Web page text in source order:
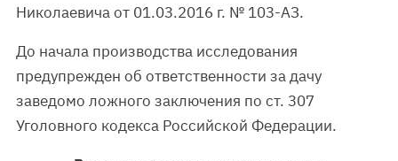
Николаевича от 01.03.2016 г. № 103-АЗ.
До начала производства исследования
предупрежден об ответственности за дачу
заведомо ложного заключения по ст. 307
Уголовного кодекса Российской Федерации.